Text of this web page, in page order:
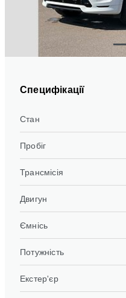
Специфікації
Стан
Пробіг
Трансмісія
Двигун
Ємнісь
Потужність
Екстер'єр